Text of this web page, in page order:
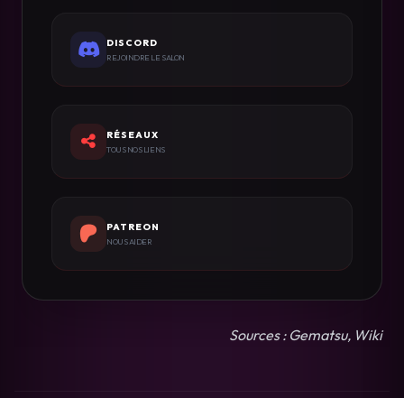
DISCORD
REJOINDRE LE SALON
RÉSEAUX
TOUS NOS LIENS
PATREON
NOUS AIDER
Sources : Gematsu, Wiki